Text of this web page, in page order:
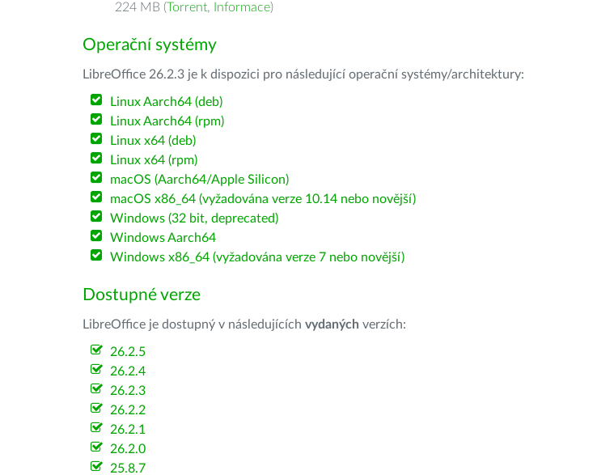
224 MB (Torrent, Informace)
Operační systémy
LibreOffice 26.2.3 je k dispozici pro následující operační systémy/architektury:
Linux Aarch64 (deb)
Linux Aarch64 (rpm)
Linux x64 (deb)
Linux x64 (rpm)
macOS (Aarch64/Apple Silicon)
macOS x86_64 (vyžadována verze 10.14 nebo novější)
Windows (32 bit, deprecated)
Windows Aarch64
Windows x86_64 (vyžadována verze 7 nebo novější)
Dostupné verze
LibreOffice je dostupný v následujících vydaných verzích:
26.2.5
26.2.4
26.2.3
26.2.2
26.2.1
26.2.0
25.8.7